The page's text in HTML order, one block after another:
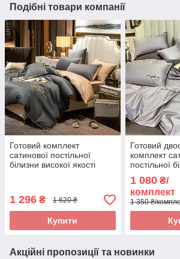
Подібні товари компанії
Готовий комплект
сатинової постільної
білизни високої якості
1 296 ₴ 1 620 ₴
Купити
Готовий
комплект
постільної
якості
1 080₴/
комплект
1 350 ₴/
Акційні пропозиції та новинки